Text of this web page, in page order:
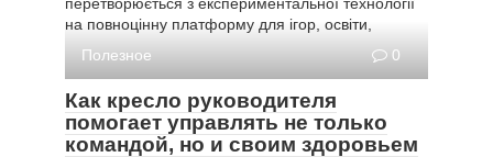
перетворюється з експериментальної технології
на повноцінну платформу для ігор, освіти,
Полезное
0
Как кресло руководителя
помогает управлять не только
командой, но и своим здоровьем